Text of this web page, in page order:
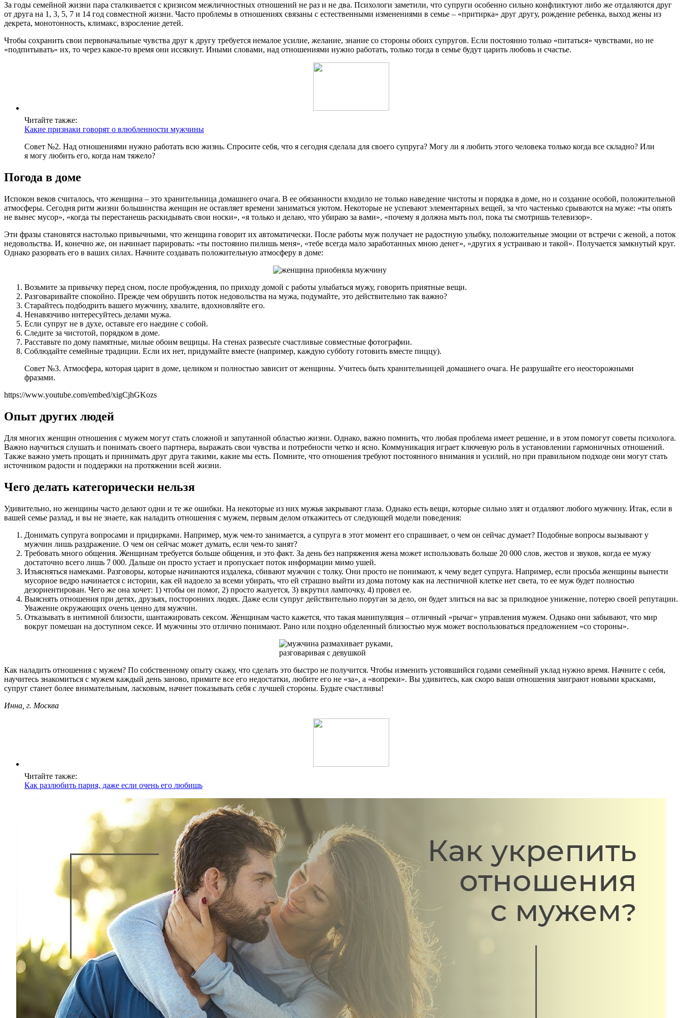
За годы семейной жизни пара сталкивается с кризисом межличностных отношений не раз и не два. Психологи заметили, что супруги особенно сильно конфликтуют либо же отдаляются друг
от друга на 1, 3, 5, 7 и 14 год совместной жизни. Часто проблемы в отношениях связаны с естественными изменениями в семье – «притирка» друг другу, рождение ребенка, выход жены из
декрета, монотонность, климакс, взросление детей.
Чтобы сохранить свои первоначальные чувства друг к другу требуется немалое усилие, желание, знание со стороны обоих супругов. Если постоянно только «питаться» чувствами, но не
«подпитывать» их, то через какое-то время они иссякнут. Иными словами, над отношениями нужно работать, только тогда в семье будут царить любовь и счастье.
Читайте также:
Какие признаки говорят о влюбленности мужчины
Совет №2. Над отношениями нужно работать всю жизнь. Спросите себя, что я сегодня сделала для своего супруга? Могу ли я любить этого человека только когда все складно? Или
я могу любить его, когда нам тяжело?
Погода в доме
Испокон веков считалось, что женщина – это хранительница домашнего очага. В ее обязанности входило не только наведение чистоты и порядка в доме, но и создание особой, положительной
атмосферы. Сегодня ритм жизни большинства женщин не оставляет времени заниматься уютом. Некоторые не успевают элементарных вещей, за что частенько срываются на муже: «ты опять
не вынес мусор», «когда ты перестанешь раскидывать свои носки», «я только и делаю, что убираю за вами», «почему я должна мыть пол, пока ты смотришь телевизор».
Эти фразы становятся настолько привычными, что женщина говорит их автоматически. После работы муж получает не радостную улыбку, положительные эмоции от встречи с женой, а поток
недовольства. И, конечно же, он начинает парировать: «ты постоянно пилишь меня», «тебе всегда мало заработанных мною денег», «других я устраиваю и такой». Получается замкнутый круг.
Однако разорвать его в ваших силах. Начните создавать положительную атмосферу в доме:
Возьмите за привычку перед сном, после пробуждения, по приходу домой с работы улыбаться мужу, говорить приятные вещи.
Разговаривайте спокойно. Прежде чем обрушить поток недовольства на мужа, подумайте, это действительно так важно?
Старайтесь подбодрить вашего мужчину, хвалите, вдохновляйте его.
Ненавязчиво интересуйтесь делами мужа.
Если супруг не в духе, оставьте его наедине с собой.
Следите за чистотой, порядком в доме.
Расставьте по дому памятные, милые обоим вещицы. На стенах развесьте счастливые совместные фотографии.
Соблюдайте семейные традиции. Если их нет, придумайте вместе (например, каждую субботу готовить вместе пиццу).
Совет №3. Атмосфера, которая царит в доме, целиком и полностью зависит от женщины. Учитесь быть хранительницей домашнего очага. Не разрушайте его неосторожными
фразами.
https://www.youtube.com/embed/xigCjhGKozs
Опыт других людей
Для многих женщин отношения с мужем могут стать сложной и запутанной областью жизни. Однако, важно помнить, что любая проблема имеет решение, и в этом помогут советы психолога.
Важно научиться слушать и понимать своего партнера, выражать свои чувства и потребности четко и ясно. Коммуникация играет ключевую роль в установлении гармоничных отношений.
Также важно уметь прощать и принимать друг друга такими, какие мы есть. Помните, что отношения требуют постоянного внимания и усилий, но при правильном подходе они могут стать
источником радости и поддержки на протяжении всей жизни.
Чего делать категорически нельзя
Удивительно, но женщины часто делают одни и те же ошибки. На некоторые из них мужья закрывают глаза. Однако есть вещи, которые сильно злят и отдаляют любого мужчину. Итак, если в
вашей семье разлад, и вы не знаете, как наладить отношения с мужем, первым делом откажитесь от следующей модели поведения:
Донимать супруга вопросами и придирками. Например, муж чем-то занимается, а супруга в этот момент его спрашивает, о чем он сейчас думает? Подобные вопросы вызывают у
мужчин лишь раздражение. О чем он сейчас может думать, если чем-то занят?
Требовать много общения. Женщинам требуется больше общения, и это факт. За день без напряжения жена может использовать больше 20 000 слов, жестов и звуков, когда ее мужу
достаточно всего лишь 7 000. Дальше он просто устает и пропускает поток информации мимо ушей.
Изъясняться намеками. Разговоры, которые начинаются издалека, сбивают мужчин с толку. Они просто не понимают, к чему ведет супруга. Например, если просьба женщины вынести
мусорное ведро начинается с истории, как ей надоело за всеми убирать, что ей страшно выйти из дома потому как на лестничной клетке нет света, то ее муж будет полностью
дезориентирован. Чего же она хочет: 1) чтобы он помог, 2) просто жалуется, 3) вкрутил лампочку, 4) провел ее.
Выяснять отношения при детях, друзьях, посторонних людях. Даже если супруг действительно поруган за дело, он будет злиться на вас за прилюдное унижение, потерю своей репутации.
Уважение окружающих очень ценно для мужчин.
Отказывать в интимной близости, шантажировать сексом. Женщинам часто кажется, что такая манипуляция – отличный «рычаг» управления мужем. Однако они забывают, что мир
вокруг помешан на доступном сексе. И мужчины это отлично понимают. Рано или поздно обделенный близостью муж может воспользоваться предложением «со стороны».
Как наладить отношения с мужем? По собственному опыту скажу, что сделать это быстро не получится. Чтобы изменить устоявшийся годами семейный уклад нужно время. Начните с себя,
научитесь знакомиться с мужем каждый день заново, примите все его недостатки, любите его не «за», а «вопреки». Вы удивитесь, как скоро ваши отношения заиграют новыми красками,
супруг станет более внимательным, ласковым, начнет показывать себя с лучшей стороны. Будьте счастливы!
Инна, г. Москва
Читайте также:
Как разлюбить парня, даже если очень его любишь